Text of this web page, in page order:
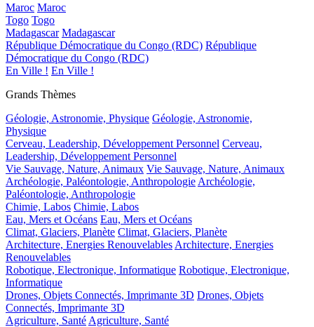
Maroc Maroc
Togo Togo
Madagascar Madagascar
République Démocratique du Congo (RDC) République
Démocratique du Congo (RDC)
En Ville ! En Ville !
Grands Thèmes
Géologie, Astronomie, Physique Géologie, Astronomie,
Physique
Cerveau, Leadership, Développement Personnel Cerveau,
Leadership, Développement Personnel
Vie Sauvage, Nature, Animaux Vie Sauvage, Nature, Animaux
Archéologie, Paléontologie, Anthropologie Archéologie,
Paléontologie, Anthropologie
Chimie, Labos Chimie, Labos
Eau, Mers et Océans Eau, Mers et Océans
Climat, Glaciers, Planète Climat, Glaciers, Planète
Architecture, Energies Renouvelables Architecture, Energies
Renouvelables
Robotique, Electronique, Informatique Robotique, Electronique,
Informatique
Drones, Objets Connectés, Imprimante 3D Drones, Objets
Connectés, Imprimante 3D
Agriculture, Santé Agriculture, Santé